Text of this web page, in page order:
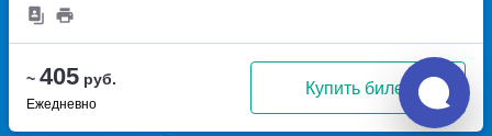
~ 405 руб.
Ежедневно
Купить билет